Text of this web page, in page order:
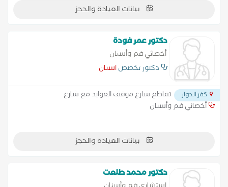
بيانات العيادة والحجز
دكتور عمر فودة
أخصائي فم وأسنان
دكتور تخصصاسنان
كفر الدوار
تقاطع شارع موقف العوايد مع شارع
أخصائي فم وأسنان
بيانات العيادة والحجز
دكتور محمد طلعت